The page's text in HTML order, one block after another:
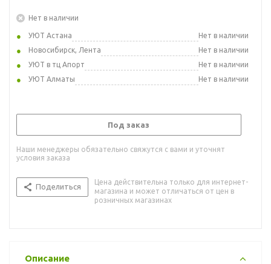
Нет в наличии
УЮТ Астана
Нет в наличии
Новосибирск, Лента
Нет в наличии
УЮТ в тц Апорт
Нет в наличии
УЮТ Алматы
Нет в наличии
Под заказ
Наши менеджеры обязательно свяжутся с вами и уточнят
условия заказа
Поделиться
Цена действительна только для интернет-
магазина и может отличаться от цен в
розничных магазинах
Описание